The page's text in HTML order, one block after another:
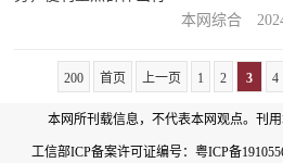
本网综合
200 首页 上一页 1 2 3 4
本网所刊载信息，不代表本网观点。刊
工信部ICP备案许可证编号： 粤ICP备